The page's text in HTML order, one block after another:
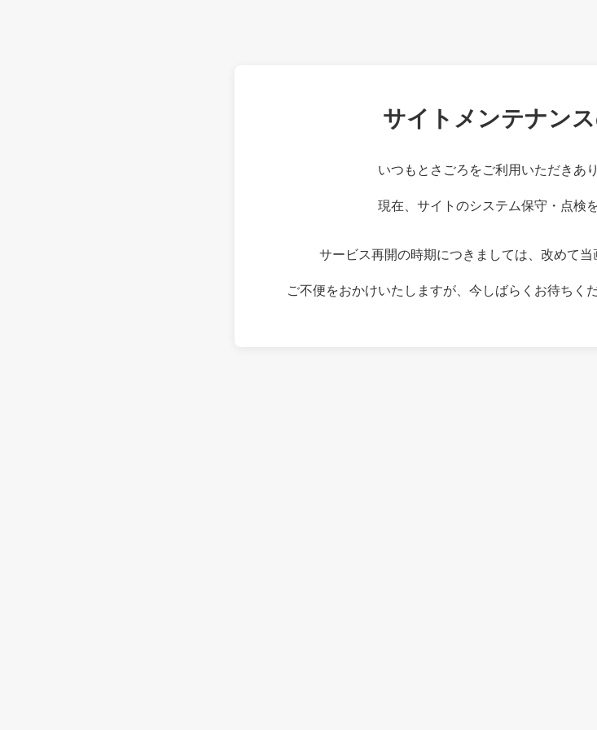
サイトメンテナン
いつもとさごろをご利用いただきあ
現在、サイトのシステム保守・点検
サービス再開の時期につきましては、改めて当
ご不便をおかけいたしますが、今しばらくお待ちく